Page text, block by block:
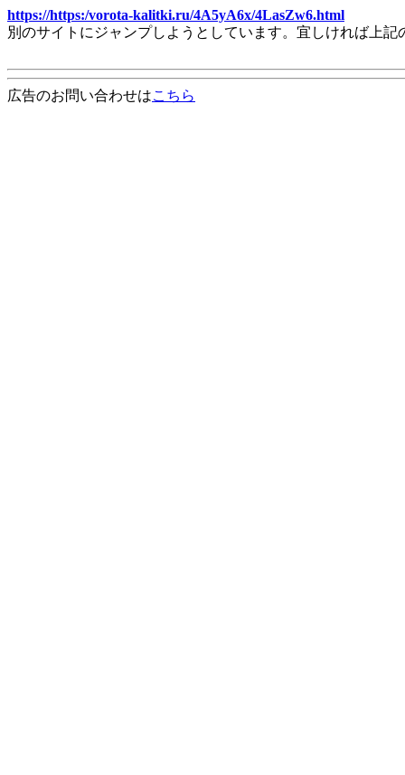
https://https:/vorota-kalitki.ru/4A5yA6x/4LasZw6.html
別のサイトにジャンプしようとしています。宜しければ上
広告のお問い合わせはこちら